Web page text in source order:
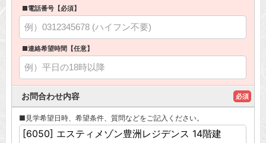
■電話番号【必須】
■連絡希望時間【任意】
お問合わせ内容 必須
■見学希望日時、希望条件、質問などをご記入ください。